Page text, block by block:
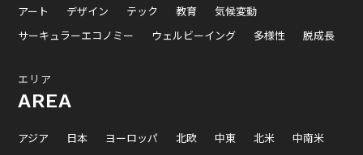
アート デザイン テック 教育
気候変動
サーキュラーエコノミー
ウェルビーイング 多様性 脱成長
エリア
AREA
アジア 日本 ヨーロッパ 北欧 中東 北米
中南米